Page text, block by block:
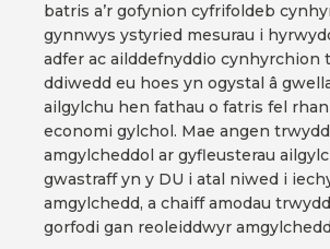
batris a’r gofynion cyfrifoldeb
gynnwys ystyried mesurau i
adfer ac ailddefnyddio cynhyrchion
ddiwedd eu hoes yn ogystal â
ailgylchu hen fathau o fatris fel
economi gylchol. Mae angen
amgylcheddol ar gyfleusterau
gwastraff yn y DU i atal niwed i
amgylchedd, a chaiff amodau
gorfodi gan reoleiddwyr